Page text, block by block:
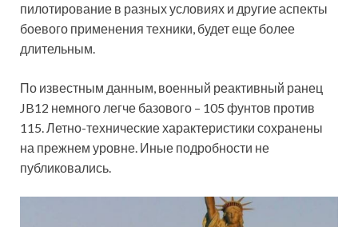
пилотирование в разных условиях и другие аспекты
боевого применения техники, будет еще более
длительным.
По известным данным, военный реактивный ранец
JB12 немного легче базового – 105 фунтов против
115. Летно-технические характеристики сохранены
на прежнем уровне. Иные подробности не
публиковались.